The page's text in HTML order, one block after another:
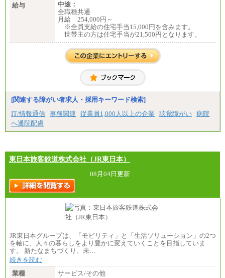
給与
中途：
全職種共通
月給 254,000円～
※全員支給の住宅手当15,000円を含みます。
世帯主の方は住宅手当が21,500円となります。
[関連する障がい者求人・採用キーワード検索]
IT/情報通信 事務関連 従業員1,000人以上の企業 聴覚障がい 病院
へ通院配慮
東日本旅客鉄道株式会社（JR東日本）
08月04日更新
JR東日本グループは、「モビリティ」と「生活ソリューション」の2つ
を軸に、人々の暮らしをより豊かに変えていくことを目指していま
す。 新たなまちづくり、未…
続きを読む
業種
サービス/その他